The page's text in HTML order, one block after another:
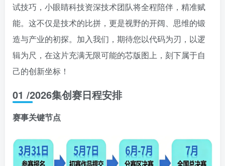
试技巧，小眼睛科技资深技术团队将全程陪伴，精准赋
能。这不仅是技术的比拼，更是视野的开阔、思维的锻
造与产业的初探。加入我们，期待您以代码为刃，以逻
辑为尺，在这片充满无限可能的芯版图上，刻下属于自
己的创新坐标！
01 /2026集创赛日程安排
赛事关键节点